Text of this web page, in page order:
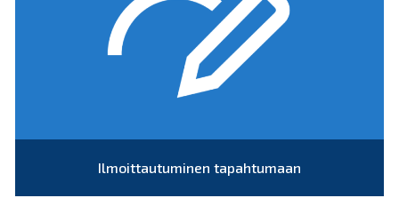
Ilmoittautuminen tapahtumaan